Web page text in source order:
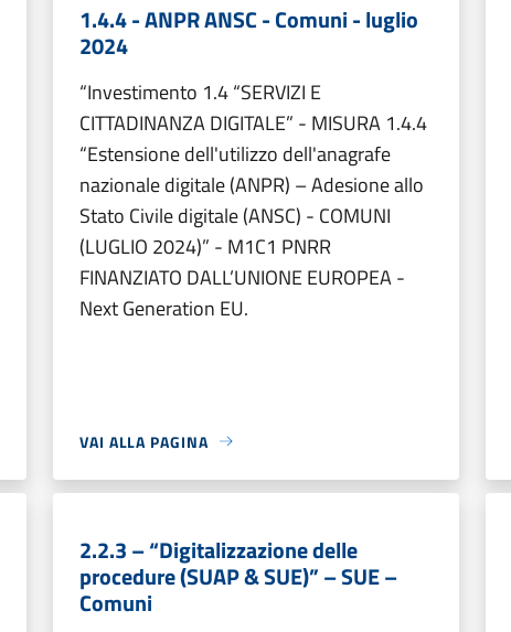
1.4.4 - ANPR ANSC - Comuni - luglio
2024
“Investimento 1.4 “SERVIZI E
CITTADINANZA DIGITALE” - MISURA 1.4.4
“Estensione dell'utilizzo dell'anagrafe
nazionale digitale (ANPR) – Adesione allo
Stato Civile digitale (ANSC) - COMUNI
(LUGLIO 2024)” - M1C1 PNRR
FINANZIATO DALL’UNIONE EUROPEA -
Next Generation EU.
VAI ALLA PAGINA
2.2.3 – “Digitalizzazione delle
procedure (SUAP & SUE)” – SUE –
Comuni